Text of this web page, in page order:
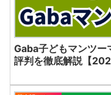
Gaba子どもマンツー
評判を徹底解説【